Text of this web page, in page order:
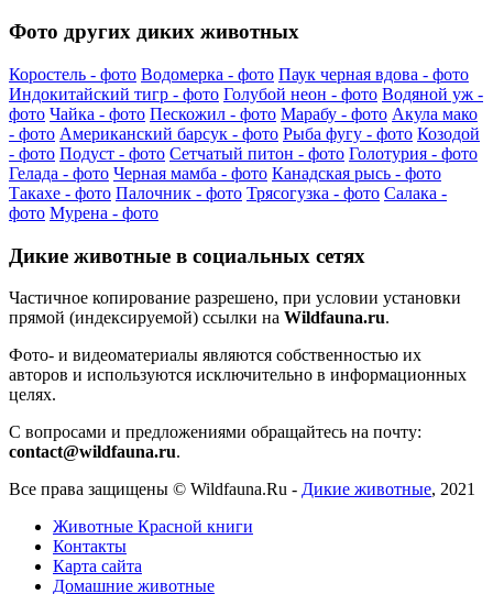
Фото других диких животных
Коростель - фото Водомерка - фото Паук черная вдова - фото
Индокитайский тигр - фото Голубой неон - фото Водяной уж -
фото Чайка - фото Пескожил - фото Марабу - фото Акула мако
- фото Американский барсук - фото Рыба фугу - фото Козодой
- фото Подуст - фото Сетчатый питон - фото Голотурия - фото
Гелада - фото Черная мамба - фото Канадская рысь - фото
Такахе - фото Палочник - фото Трясогузка - фото Салака -
фото Мурена - фото
Дикие животные в социальных сетях
Частичное копирование разрешено, при условии установки
прямой (индексируемой) ссылки на Wildfauna.ru.
Фото- и видеоматериалы являются собственностью их
авторов и используются исключительно в информационных
целях.
С вопросами и предложениями обращайтесь на почту:
contact@wildfauna.ru.
Все права защищены © Wildfauna.Ru - Дикие животные, 2021
Животные Красной книги
Контакты
Карта сайта
Домашние животные